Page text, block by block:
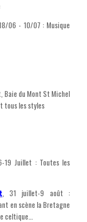
06 - 10/07 : Musique
Baie du Mont St Michel
tous les styles
19 Juillet : Toutes les
, 31 juillet-9 août :
en scène la Bretagne
celtique...